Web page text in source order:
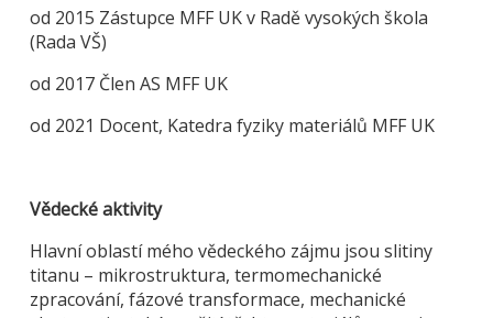
od 2015 Zástupce MFF UK v Radě vysokých škola
(Rada VŠ)
od 2017 Člen AS MFF UK
od 2021 Docent, Katedra fyziky materiálů MFF UK
Vědecké aktivity
Hlavní oblastí mého vědeckého zájmu jsou slitiny
titanu – mikrostruktura, termomechanické
zpracování, fázové transformace, mechanické